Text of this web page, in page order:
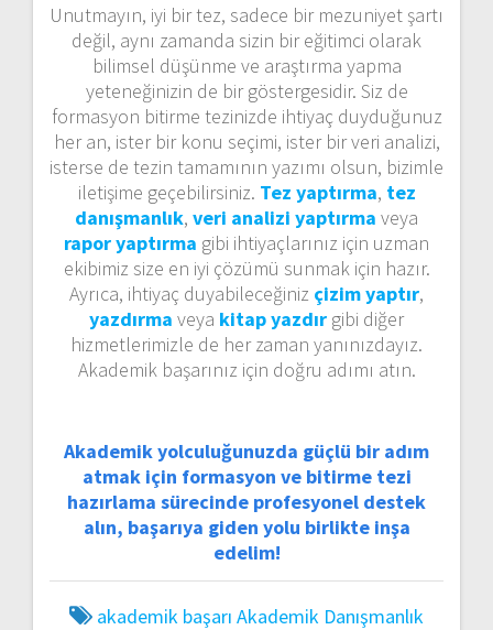
Unutmayın, iyi bir tez, sadece bir mezuniyet şartı
değil, aynı zamanda sizin bir eğitimci olarak
bilimsel düşünme ve araştırma yapma
yeteneğinizin de bir göstergesidir. Siz de
formasyon bitirme tezinizde ihtiyaç duyduğunuz
her an, ister bir konu seçimi, ister bir veri analizi,
isterse de tezin tamamının yazımı olsun, bizimle
iletişime geçebilirsiniz. Tez yaptırma, tez
danışmanlık, veri analizi yaptırma veya
rapor yaptırma gibi ihtiyaçlarınız için uzman
ekibimiz size en iyi çözümü sunmak için hazır.
Ayrıca, ihtiyaç duyabileceğiniz çizim yaptır,
yazdırma veya kitap yazdır gibi diğer
hizmetlerimizle de her zaman yanınızdayız.
Akademik başarınız için doğru adımı atın.
Akademik yolculuğunuzda güçlü bir adım
atmak için formasyon ve bitirme tezi
hazırlama sürecinde profesyonel destek
alın, başarıya giden yolu birlikte inşa
edelim!
akademik başarı Akademik Danışmanlık